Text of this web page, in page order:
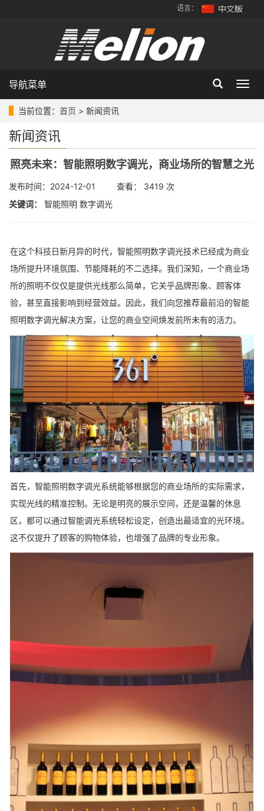
语言：
导航菜单
当前位置： 首页 > 新闻资讯
新闻资讯
照亮未来：智能照明数字调光，商业场所的智慧之光
发布时间：2024-12-01 查看： 3419 次
关键词：
智能照明 数字调光
在这个科技日新月异的时代，智能照明数字调光技术已经成为商业
场所提升环境氛围、节能降耗的不二选择。我们深知，一个商业场
所的照明不仅仅是提供光线那么简单，它关乎品牌形象、顾客体
验，甚至直接影响到经营效益。因此，我们向您推荐最前沿的智能
照明数字调光解决方案，让您的商业空间焕发前所未有的活力。
首先，智能照明数字调光系统能够根据您的商业场所的实际需求，
实现光线的精准控制。无论是明亮的展示空间，还是温馨的休息
区，都可以通过智能调光系统轻松设定，创造出最适宜的光环境。
这不仅提升了顾客的购物体验，也增强了品牌的专业形象。